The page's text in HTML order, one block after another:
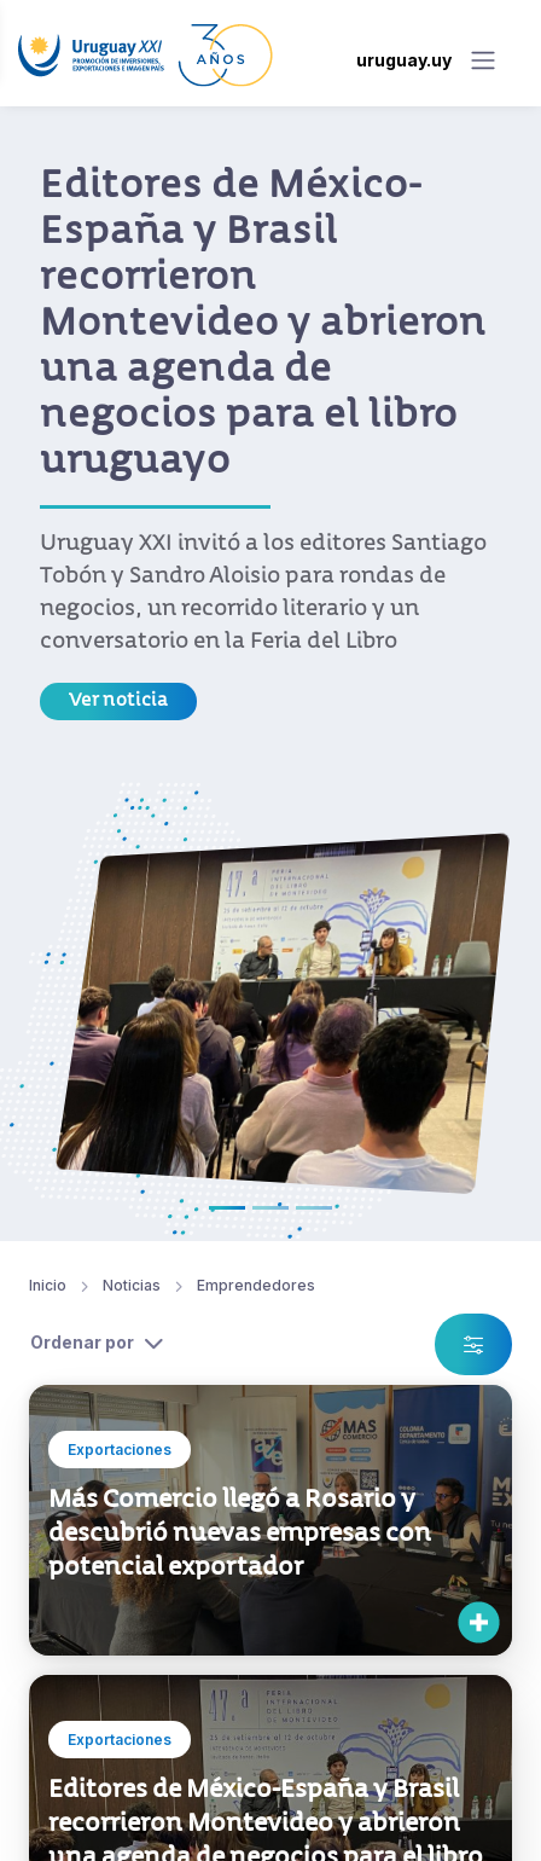
uruguay.uy
Nómades digitales
podrán vivir y trabajar
legalmente en
Uruguay
El gobierno uruguayo lanza permiso de
residencia para extranjeros que trabajan
en modalidad remota por cuenta propia o
para empresas en el exterior.
Ver noticia
Inicio Emprendedores
Más Comercio llegó a Rosario y
descubrió nuevas empresas con
potencial exportador
Exportaciones
Editores de México-España y Brasil
recorrieron Montevideo y abrieron
una agenda de negocios para el libro
uruguayo